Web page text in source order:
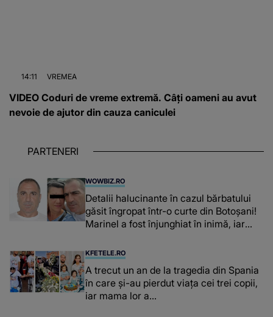
14:11 VREMEA
VIDEO Coduri de vreme extremă. Câți oameni au avut
nevoie de ajutor din cauza caniculei
PARTENERI
WOWBIZ.RO
Detalii halucinante în cazul bărbatului
găsit îngropat într-o curte din Botoșani!
Marinel a fost înjunghiat în inimă, iar
suspecți
KFETELE.RO
A trecut un an de la tragedia din Spania
în care și-au pierdut viața cei trei copii,
iar mama lor a…